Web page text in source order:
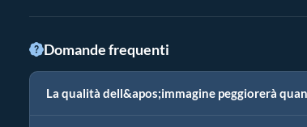
Domande frequenti
La qualità dell&apos;immagine peggiorerà